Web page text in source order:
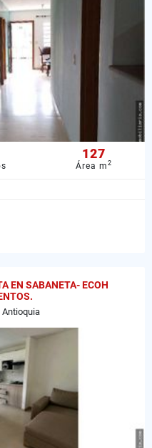
127
Área m2
EN SABANETA- ECOH
Antioquia